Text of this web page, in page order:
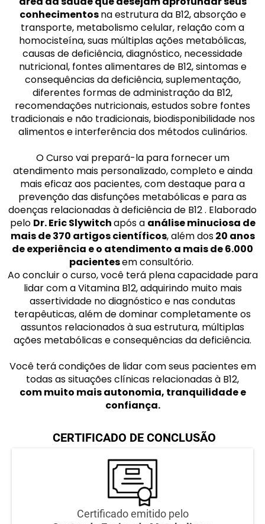
conhecimentosna estrutura da B12, absorção e
transporte, metabolismo celular, relação com a
homocisteína, suas múltiplas ações metabólicas,
causas de deficiência, diagnóstico, necessidade
nutricional, fontes alimentares de B12, sintomas e
consequências da deficiência, suplementação,
diferentes formas de administração da B12,
recomendações nutricionais, estudos sobre fontes
tradicionais e não tradicionais, biodisponibilidade nos
alimentos e interferência dos métodos culinários.
O Curso vai prepará-la para fornecer um
atendimento mais personalizado, completo e ainda
mais eficaz aos pacientes, com destaque para a
prevenção das disfunções metabólicas e para as
doenças relacionadas à deficiência de B12 . Elaborado
pelo Dr. Eric Slywitchapós a análise minuciosa de
mais de 370 artigos científicos, além dos20 anos
de experiência e o atendimento a mais de 6.000
pacientesem consultório.
Ao concluir o curso, você terá plena capacidade para
lidar com a Vitamina B12, adquirindo muito mais
assertividade no diagnóstico e nas condutas
terapêuticas, além de dominar completamente os
assuntos relacionados à sua estrutura, múltiplas
ações metabólicas e consequências da deficiência.
Você terá condições de lidar com seus pacientes em
todas as situações clínicas relacionadas à B12,
com muito mais autonomia, tranquilidade e
confiança.
CERTIFICADO DE CONCLUSÃO
Certificado emitido pelo